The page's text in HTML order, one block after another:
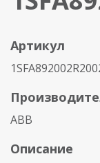
Артикул
ABB
Описание